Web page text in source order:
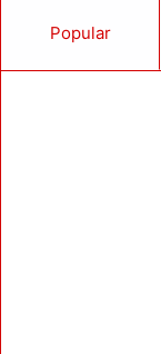
Popular